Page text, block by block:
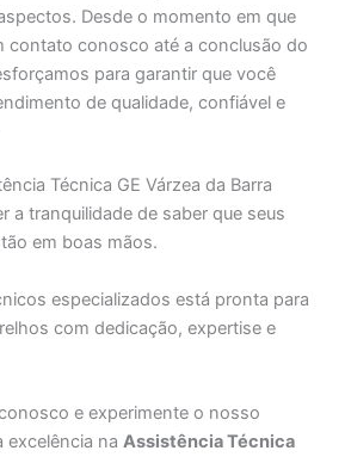
Desde o momento em que
contato conosco até a conclusão do
para garantir que você
de qualidade, confiável e
Técnica GE Várzea da Barra
a tranquilidade de saber que seus
em boas mãos.
especializados está pronta para
com dedicação, expertise e
e experimente o nosso
excelência naAssistência Técnica